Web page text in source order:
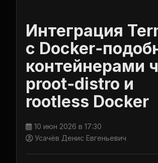
Интеграция
с
контейнерами
proot‑distro и
rootless Docker
10 июн 2026 в 17:30
Усачёв Денис Евгеньевич